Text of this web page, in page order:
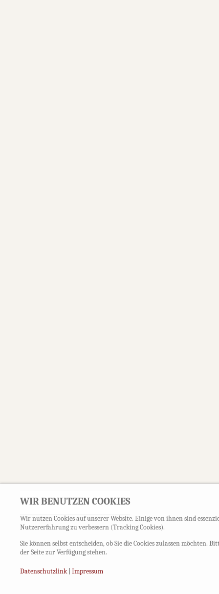
WIR BENUTZEN COOKIES
Wir nutzen Cookies auf unserer Website. Einige von ihnen sind
Nutzererfahrung zu verbessern (Tracking Cookies).
Sie können selbst entscheiden, ob Sie die Cookies zulassen
der Seite zur Verfügung stehen.
Datenschutzlink Impressum